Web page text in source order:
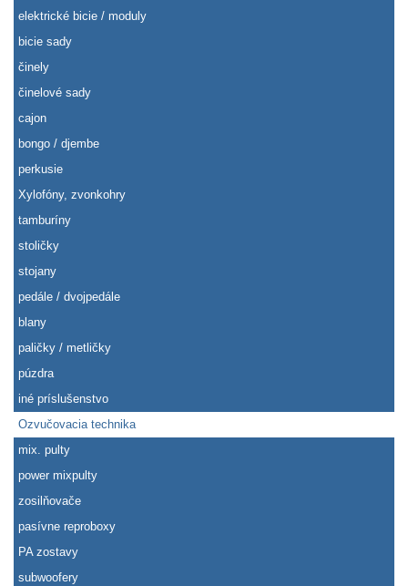
elektrické bicie / moduly
bicie sady
činely
činelové sady
cajon
bongo / djembe
perkusie
Xylofóny, zvonkohry
tamburíny
stoličky
stojany
pedále / dvojpedále
blany
paličky / metličky
púzdra
iné príslušenstvo
Ozvučovacia technika
mix. pulty
power mixpulty
zosilňovače
pasívne reproboxy
PA zostavy
subwoofery